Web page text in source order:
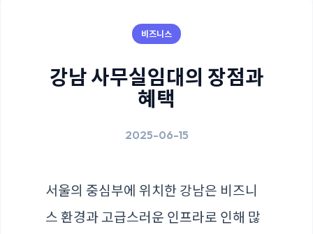
비즈니스
강남 사무실임대의 장점과
혜택
2025-06-15
서울의 중심부에 위치한 강남은 비즈니
스 환경과 고급스러운 인프라로 인해 많